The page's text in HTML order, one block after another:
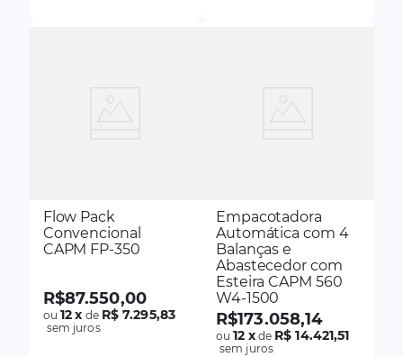
Flow Pack
Convencional
CAPM FP-350
R$87.550,00
ou12x de R$ 7.295,83
sem juros
Empacotadora
Automática com 4
Balanças e
Abastecedor com
Esteira CAPM 560
W4-1500
R$173.058,14
ou12 xde R$ 14.421,51
sem juros